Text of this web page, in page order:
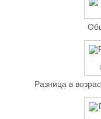
Разница в